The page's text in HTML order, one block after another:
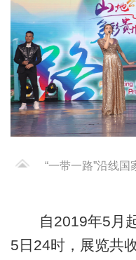
“一带一路”沿线
自2019年5月
5日24时，展览共